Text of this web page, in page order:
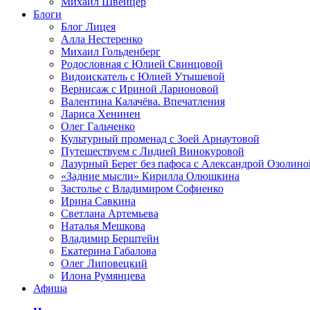
Блоги
Блог Лицея
Алла Нестеренко
Михаил Гольденберг
Родословная с Юлией Свинцовой
Видоискатель с Юлией Утышевой
Вернисаж с Ириной Ларионовой
Валентина Калачёва. Впечатления
Лариса Хенинен
Олег Гальченко
Культурный променад с Зоей Арнаутовой
Путешествуем с Лидией Винокуровой
Лазурный Берег без пафоса с Александрой
«Задние мысли» Кирилла Олюшкина
Застолье с Владимиром Софиенко
Ирина Савкина
Светлана Артемьева
Наталья Мешкова
Владимир Берштейн
Екатерина Габалова
Олег Липовецкий
Илона Румянцева
Афиша